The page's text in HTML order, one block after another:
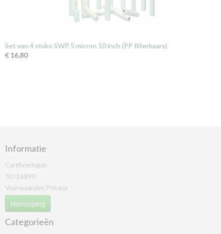
Set van 4 stuks SWP 5 micron 10 inch (PP filterkaars)
€ 16,80
Informatie
Certificeringen
ISO16890
Voorwaarden/Privacy
Herroeping
Categorieën